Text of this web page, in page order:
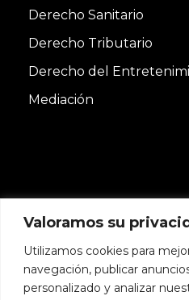
Valoramos su
Utilizamos cookies para
navegación, publicar
personalizado y analizar
Derecho Sanitario
Derecho Tributario
Derecho del
Mediación
Copyright© 2022 DE
SLP | Todos los